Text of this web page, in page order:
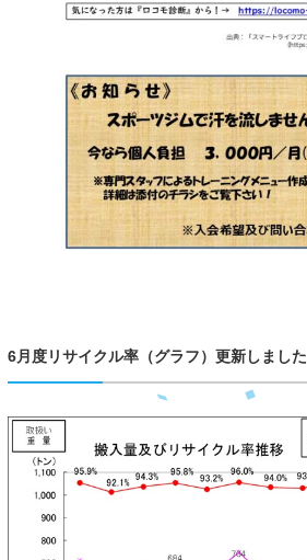
6月度リサイクル率（グラフ）更新しました